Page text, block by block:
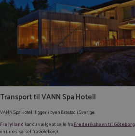
Transport til VANN Spa Hotell
VANN Spa Hotell ligger i byen Brastad i Sverige.
Fra Jylland kan du vælge at sejle fraFrederikshavn til Göteborg
en times kørsel fra Göteborg).